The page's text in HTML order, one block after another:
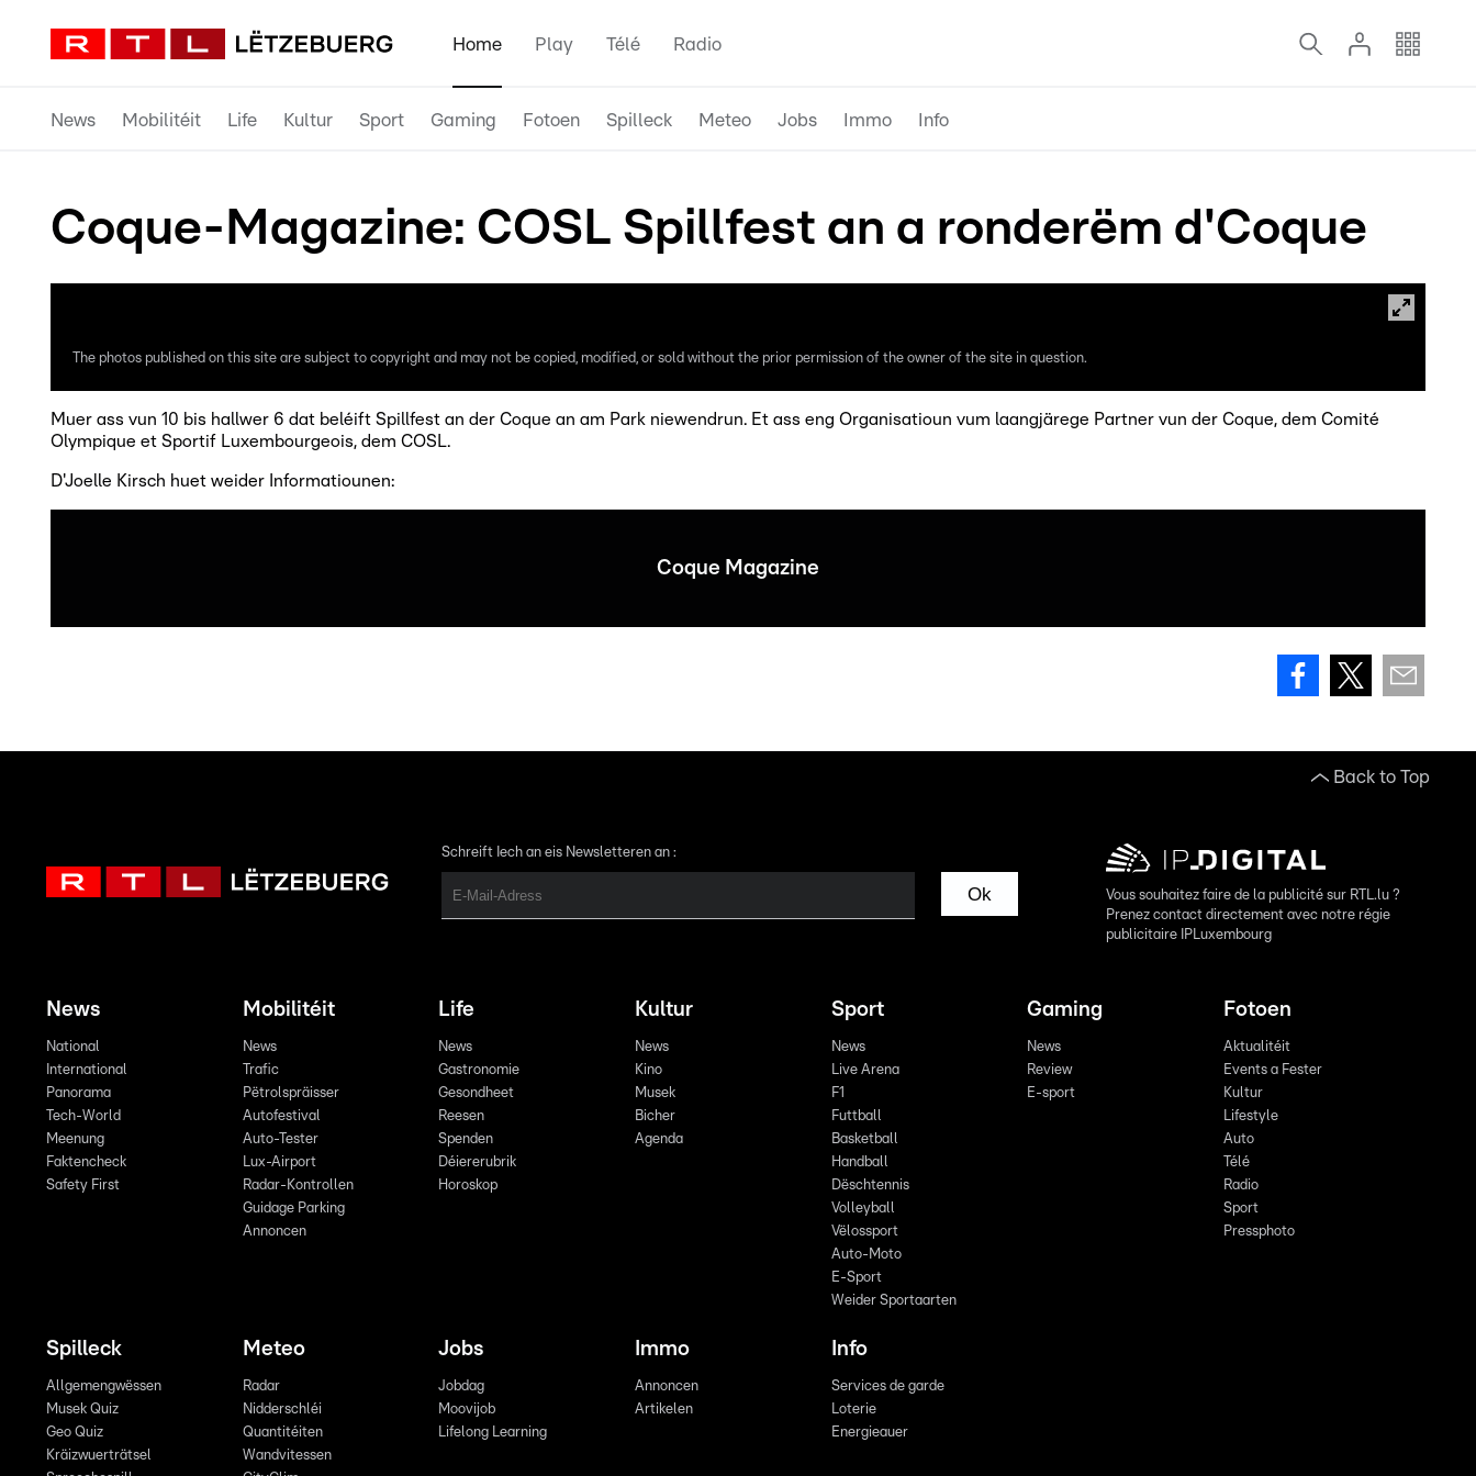
Home Play Télé Radio
News Mobilitéit Life Kultur Sport Gaming Fotoen Spilleck Meteo Jobs Immo Info
Coque-Magazine: COSL Spillfest an a ronderëm d'Coque
The photos published on this site are subject to copyright and may not be copied, modified, or sold without the prior permission of the owner of the site in question.
Muer ass vun 10 bis hallwer 6 dat beléift Spillfest an der Coque an am Park niewendrun. Et ass eng Organisatioun vum laangjärege Partner vun der Coque, dem Comité
Olympique et Sportif Luxembourgeois, dem COSL.
D'Joelle Kirsch huet weider Informatiounen:
Coque Magazine
Back to Top
Schreift Iech an eis Newsletteren an :
Ok
Vous souhaitez faire de la publicité sur RTL.lu ?
Prenez contact directement avec notre régie
publicitaire IPLuxembourg
News
National
International
Panorama
Tech-World
Meenung
Faktencheck
Safety First
Mobilitéit
News
Trafic
Pëtrolspräisser
Autofestival
Auto-Tester
Lux-Airport
Radar-Kontrollen
Guidage Parking
Annoncen
Life
News
Gastronomie
Gesondheet
Reesen
Spenden
Déiererubrik
Horoskop
Kultur
News
Kino
Musek
Bicher
Agenda
Sport
News
Live Arena
F1
Futtball
Basketball
Handball
Dëschtennis
Volleyball
Vëlossport
Auto-Moto
E-Sport
Weider Sportaarten
Gaming
News
Review
E-sport
Fotoen
Aktualitéit
Events a Fester
Kultur
Lifestyle
Auto
Télé
Radio
Sport
Pressphoto
Spilleck
Allgemengwëssen
Musek Quiz
Geo Quiz
Kräizwuerträtsel
Meteo
Radar
Nidderschléi
Quantitéiten
Wandvitessen
Jobs
Jobdag
Moovijob
Lifelong Learning
Immo
Annoncen
Artikelen
Info
Services de garde
Loterie
Energieauer